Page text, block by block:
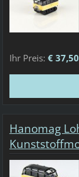
Ihr Preis: € 37,50
Hanomag